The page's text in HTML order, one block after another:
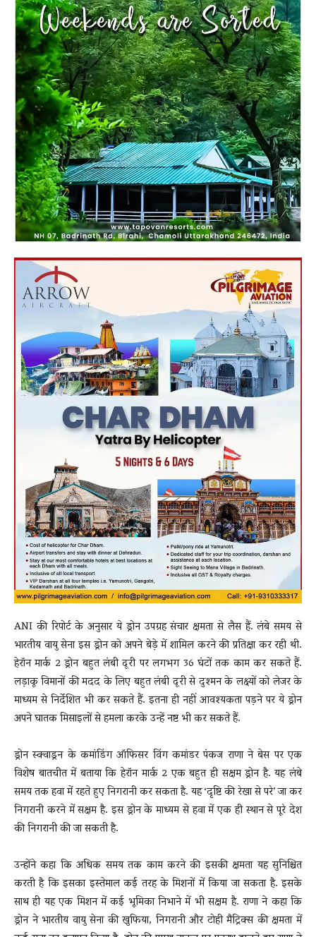
ANI की रिपोर्ट के अनुसार ये ड्रोन उपग्रह संचार क्षमता से लैस हैं. लंबे समय से
भारतीय वायु सेना इस ड्रोन को अपने बेड़े में शामिल करने की प्रतिक्षा कर रही थी.
हेरॉन मार्क 2 ड्रोन बहुत लंबी दूरी पर लगभग 36 घंटों तक काम कर सकते हैं.
लड़ाकू विमानों की मदद के लिए बहुत लंबी दूरी से दुश्मन के लक्ष्यों को लेजर के
माध्यम से निर्देशित भी कर सकते हैं. इतना ही नहीं आवश्यकता पड़ने पर ये ड्रोन
अपने घातक मिसाइलों से हमला करके उन्हें नष्ट भी कर सकते हैं.
ड्रोन स्क्वाड्रन के कमांडिंग ऑफिसर विंग कमांडर पंकज राणा ने बेस पर एक
विशेष बातचीत में बताया कि हेरॉन मार्क 2 एक बहुत ही सक्षम ड्रोन है. यह लंबे
समय तक हवा में रहते हुए निगरानी कर सकता है. यह ‘दृष्टि की रेखा से परे’ जा कर
निगरानी करने में सक्षम है. इस ड्रोन के माध्यम से हवा में एक ही स्थान से पूरे देश
की निगरानी की जा सकती है.
उन्होंने कहा कि अधिक समय तक काम करने की इसकी क्षमता यह सुनिश्चित
करती है कि इसका इस्तेमाल कई तरह के मिशनों में किया जा सकता है. इसके
साथ ही यह एक मिशन में कई भूमिका निभाने में भी सक्षम है. राणा ने कहा कि
ड्रोन ने भारतीय वायु सेना की खुफिया, निगरानी और टोही मैट्रिक्स की क्षमता में